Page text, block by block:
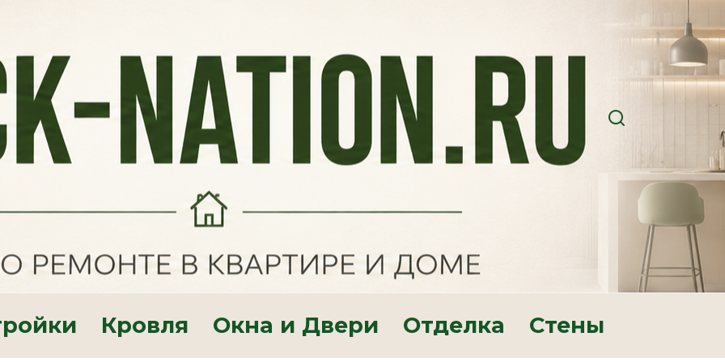
Кровля Окна и Двери Отделка Стены